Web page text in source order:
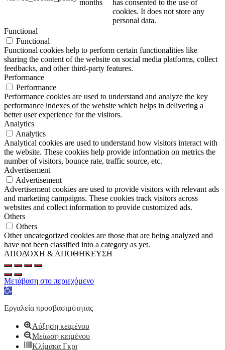
months
has consented to the use of
cookies. It does not store any
personal data.
Functional
Functional
Functional cookies help to perform certain functionalities like
sharing the content of the website on social media platforms, collect
feedbacks, and other third-party features.
Performance
Performance
Performance cookies are used to understand and analyze the key
performance indexes of the website which helps in delivering a
better user experience for the visitors.
Analytics
Analytics
Analytical cookies are used to understand how visitors interact with
the website. These cookies help provide information on metrics the
number of visitors, bounce rate, traffic source, etc.
Advertisement
Advertisement
Advertisement cookies are used to provide visitors with relevant ads
and marketing campaigns. These cookies track visitors across
websites and collect information to provide customized ads.
Others
Others
Other uncategorized cookies are those that are being analyzed and
have not been classified into a category as yet.
ΑΠΟΔΟΧΗ & ΑΠΟΘΗΚΕΥΣΗ
Μετάβαση στο περιεχόμενο
Ανοίξτε
γραμμή
Εργαλεία προσβασιμότητας
Αύξηση κειμένου
Μείωση κειμένου
Κλίμακα Γκρι